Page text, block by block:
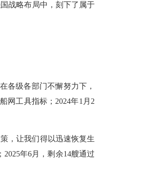
战略布局中，刻下了属于
级各部门不懈努力下，
网工具指标；2024年1月2
，让我们得以迅速恢复生
年6月，剩余14艘通过